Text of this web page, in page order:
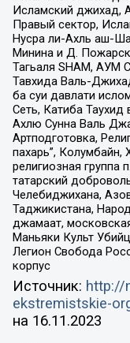
Исламский джихад,
Правый сектор,
Нусра ли-Ахль аш-
Минина и Д.
Тагьаля SHAM, АУМ
Тавхида Валь-
ба суи давлати
Сеть, Катиба
Ахлю Сунна Валь
Артподготовка,
пахарь”, Колумбайн,
религиозная группа
татарский
Челебиджихана,
Таджикистана,
джамаат,
Маньяки Культ
Легион Свобода
корпус
Источник: http://
ekstremistskie-
на 16.11.2023